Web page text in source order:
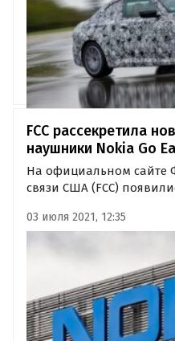
FCC рассекретила
наушники Nokia Go
На официальном сайте
связи США (FCC)
Earbuds+. Сообщается,
презентована уже в
03 июля 2021, 12:35